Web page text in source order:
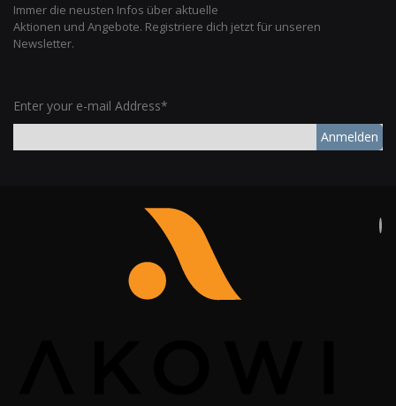
Immer die neusten Infos über aktuelle
Aktionen und Angebote. Registriere dich jetzt für unseren
Newsletter.
Enter your e-mail Address*
Anmelden